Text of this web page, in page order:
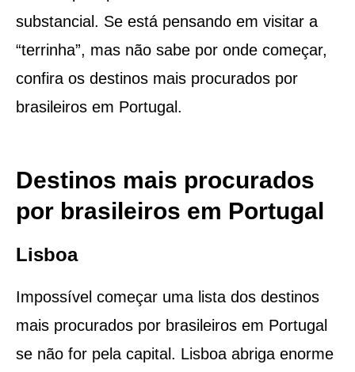
substancial. Se está pensando em visitar a
“terrinha”, mas não sabe por onde começar,
confira os destinos mais procurados por
brasileiros em Portugal.
Destinos mais procurados
por brasileiros em Portugal
Lisboa
Impossível começar uma lista dos destinos
mais procurados por brasileiros em Portugal
se não for pela capital. Lisboa abriga enorme